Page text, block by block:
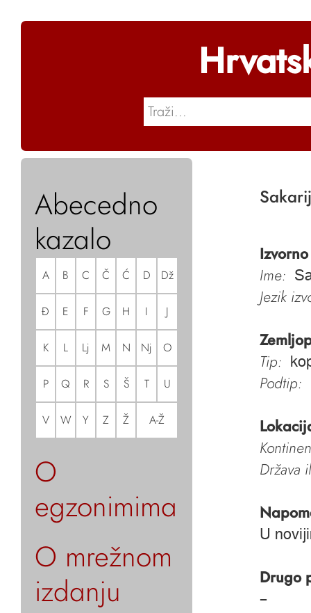
Abecedno
kazalo
A B C Č Ć D Dž
Đ E F G H I J
K L Lj M N Nj O
P Q R S Š T U
V W Y Z Ž A-Ž
O
egzonimima
O mrežnom
izdanju
Ime:
Jezik
Tip:
Podtip:
Država
U
Drugo
–